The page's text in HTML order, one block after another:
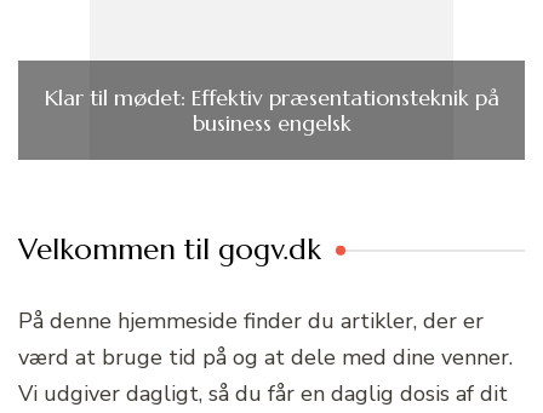
Klar til mødet: Effektiv præsentationsteknik på
business engelsk
Velkommen til gogv.dk
På denne hjemmeside finder du artikler, der er
værd at bruge tid på og at dele med dine venner.
Vi udgiver dagligt, så du får en daglig dosis af dit